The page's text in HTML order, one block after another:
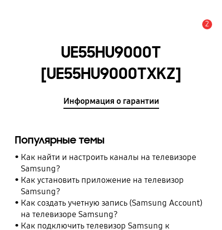
2
UE55HU9000T
[UE55HU9000TXKZ]
Информация о гарантии
Популярные темы
Как найти и настроить каналы на телевизоре
Samsung?
Как установить приложение на телевизор
Samsung?
Как создать учетную запись (Samsung Account)
на телевизоре Samsung?
Как подключить телевизор Samsung к